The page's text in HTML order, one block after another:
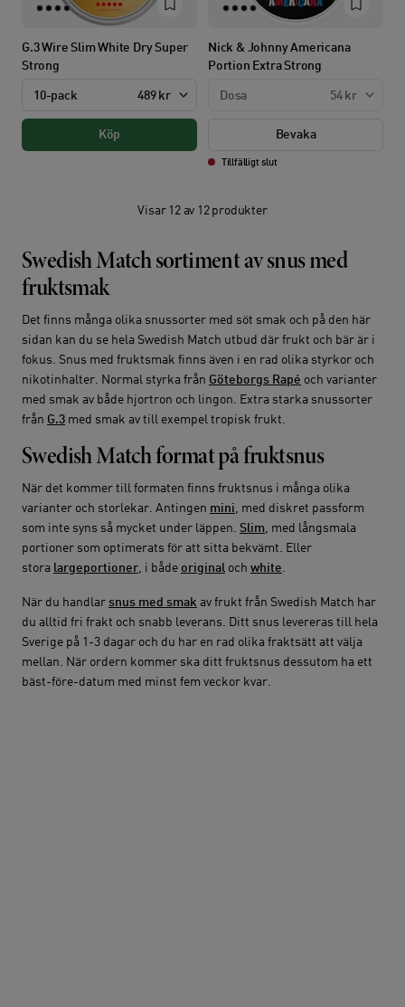
G.3 Wire Slim White Dry Super
Strong
10-pack 489 kr
Köp
Nick & Johnny Americana
Portion Extra Strong
Dosa 54 kr
Bevaka
Tillfälligt slut
Visar 12 av 12 produkter
Swedish Match sortiment av snus med
fruktsmak
Det finns många olika snussorter med söt smak och på den här
sidan kan du se hela Swedish Match utbud där frukt och bär är i
fokus. Snus med fruktsmak finns även i en rad olika styrkor och
nikotinhalter. Normal styrka från Göteborgs Rapé och varianter
med smak av både hjortron och lingon. Extra starka snussorter
från G.3 med smak av till exempel tropisk frukt.
Swedish Match format på fruktsnus
När det kommer till formaten finns fruktsnus i många olika
varianter och storlekar. Antingen mini, med diskret passform
som inte syns så mycket under läppen. Slim, med långsmala
portioner som optimerats för att sitta bekvämt. Eller
stora largeportioner, i både original och white.
När du handlar snus med smak av frukt från Swedish Match har
du alltid fri frakt och snabb leverans. Ditt snus levereras till hela
Sverige på 1-3 dagar och du har en rad olika fraktsätt att välja
mellan. När ordern kommer ska ditt fruktsnus dessutom ha ett
bäst-före-datum med minst fem veckor kvar.